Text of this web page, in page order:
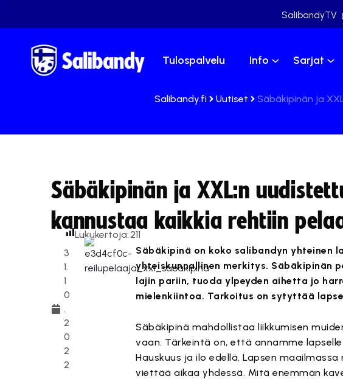
SalibandyTV
Tulospalvelu Info Sarjat
Salibandy.fi Uutiset Säbäkipinän ja
Säbäkipinän ja XXL:n
kannustaa kaikkia rehtiin
3
1.
1
0
.
2
0
2
2
Lukukertoja:211
Säbäkipinä on koko salibandyn yhteinen
yhteiskunnallinen merkitys. Säbäkipinän
lajin pariin, tuoda ylpeyden aihetta jo
mielenkiintoa. Tarkoitus on sytyttää
Säbäkipinä mahdollistaa liikkumisen
vaan. Tärkeintä on, että annamme
Hauskuus ja ilo edellä. Lapsen
viettää aikaa yhdessä. Mitä enemmän